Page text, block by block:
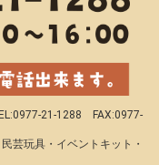
21-1288 FAX:0977-
芸玩具・イベントキット・